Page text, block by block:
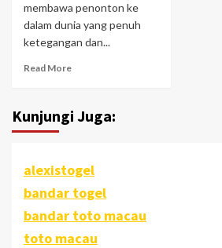
membawa penonton ke
dalam dunia yang penuh
ketegangan dan...
Read More
Kunjungi Juga:
alexistogel
bandar togel
bandar toto macau
toto macau